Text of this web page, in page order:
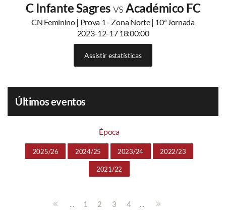
C Infante SagresvsAcadémico FC
CN Feminino | Prova 1 - Zona Norte | 10ª Jornada
2023-12-17 18:00:00
Assistir estatísticas
Últimos eventos
Época
2025/26 2024/25 2023/24 2022/23
2021/22
... 1 2 3 4 ...